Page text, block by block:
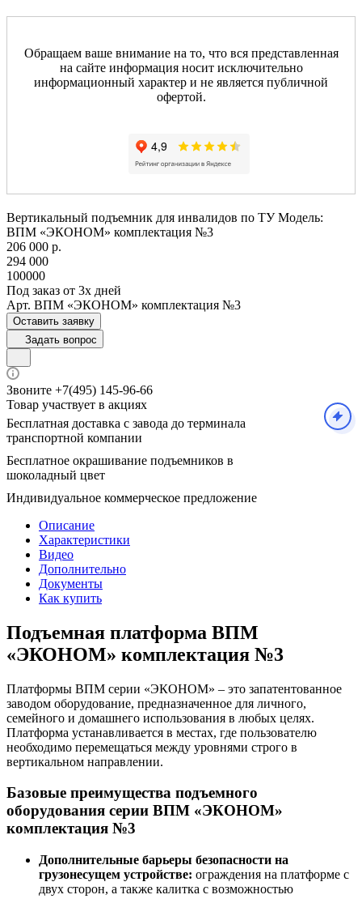
Обращаем ваше внимание на то, что вся представленная
на сайте информация носит исключительно
информационный характер и не является публичной
офертой.
Вертикальный подъемник для инвалидов по ТУ Модель:
ВПМ «ЭКОНОМ» комплектация №3
206 000 р.
294 000
100000
Под заказ от 3х дней
Арт. ВПМ «ЭКОНОМ» комплектация №3
Оставить заявку
Задать вопрос
Звоните +7(495) 145-96-66
Товар участвует в акциях
Бесплатная доставка с завода до терминала
транспортной компании
Бесплатное окрашивание подъемников в
шоколадный цвет
Индивидуальное коммерческое предложение
Описание
Характеристики
Видео
Дополнительно
Документы
Как купить
Подъемная платформа ВПМ
«ЭКОНОМ» комплектация №3
Платформы ВПМ серии «ЭКОНОМ» – это запатентованное
заводом оборудование, предназначенное для личного,
семейного и домашнего использования в любых целях.
Платформа устанавливается в местах, где пользователю
необходимо перемещаться между уровнями строго в
вертикальном направлении.
Базовые преимущества подъемного
оборудования серии ВПМ «ЭКОНОМ»
комплектация №3
Дополнительные барьеры безопасности на
грузонесущем устройстве: ограждения на платформе с
двух сторон, а также калитка с возможностью